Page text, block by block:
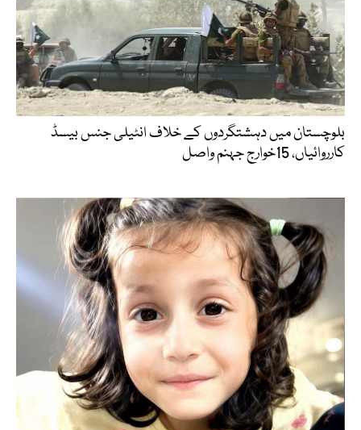
بلوچستان میں دہشتگردوں کے خلاف انٹیلی جنس بیسڈ
کارروائیاں، 15خوارج جہنم واصل